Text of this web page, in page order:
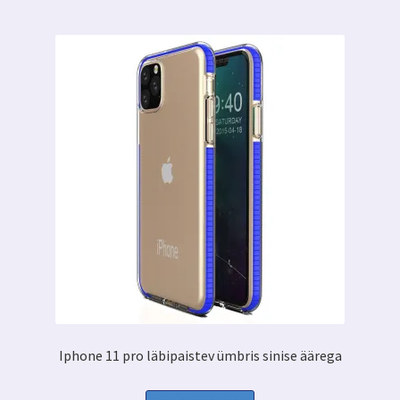
Iphone 11 pro läbipaistev ümbris sinise äärega